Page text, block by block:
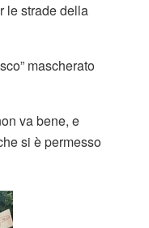
le strade della
mascherato
va bene, e
si è permesso